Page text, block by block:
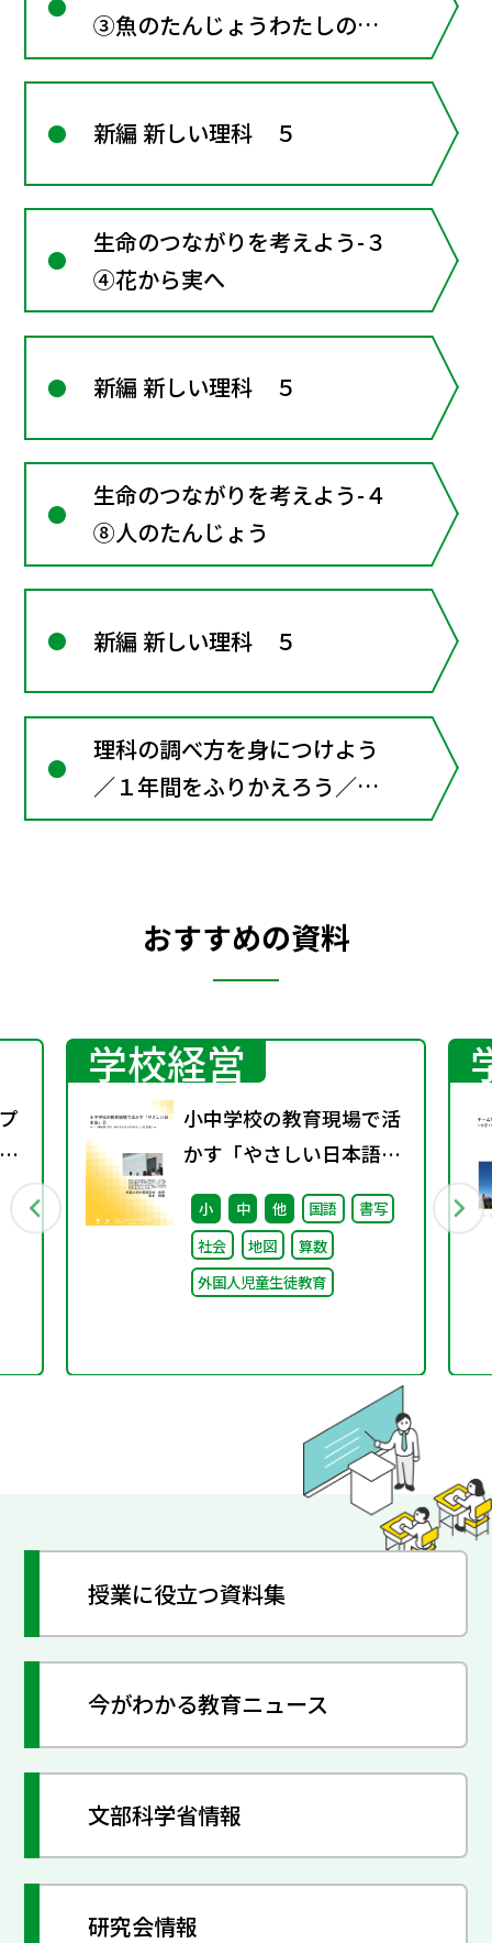
③魚のたんじょうわたしの研
究
新編 新しい理科 ５
生命のつながりを考えよう-３
④花から実へ
新編 新しい理科 ５
生命のつながりを考えよう-４
⑧人のたんじょう
新編 新しい理科 ５
理科の調べ方を身につけよう
／１年間をふりかえろう／
SDGs・プログラミング
おすすめの資料
学校経営
小中学校の教育現場で活
かす「やさしい日本語」
② ～「（学校内での）子
どもたちへのやさしい日
本語」～
小 中 他 国語
書写
社会
地図
算数
外国人児童生徒教育
授業に役立つ資料集
今がわかる教育ニュース
文部科学省情報
研究会情報